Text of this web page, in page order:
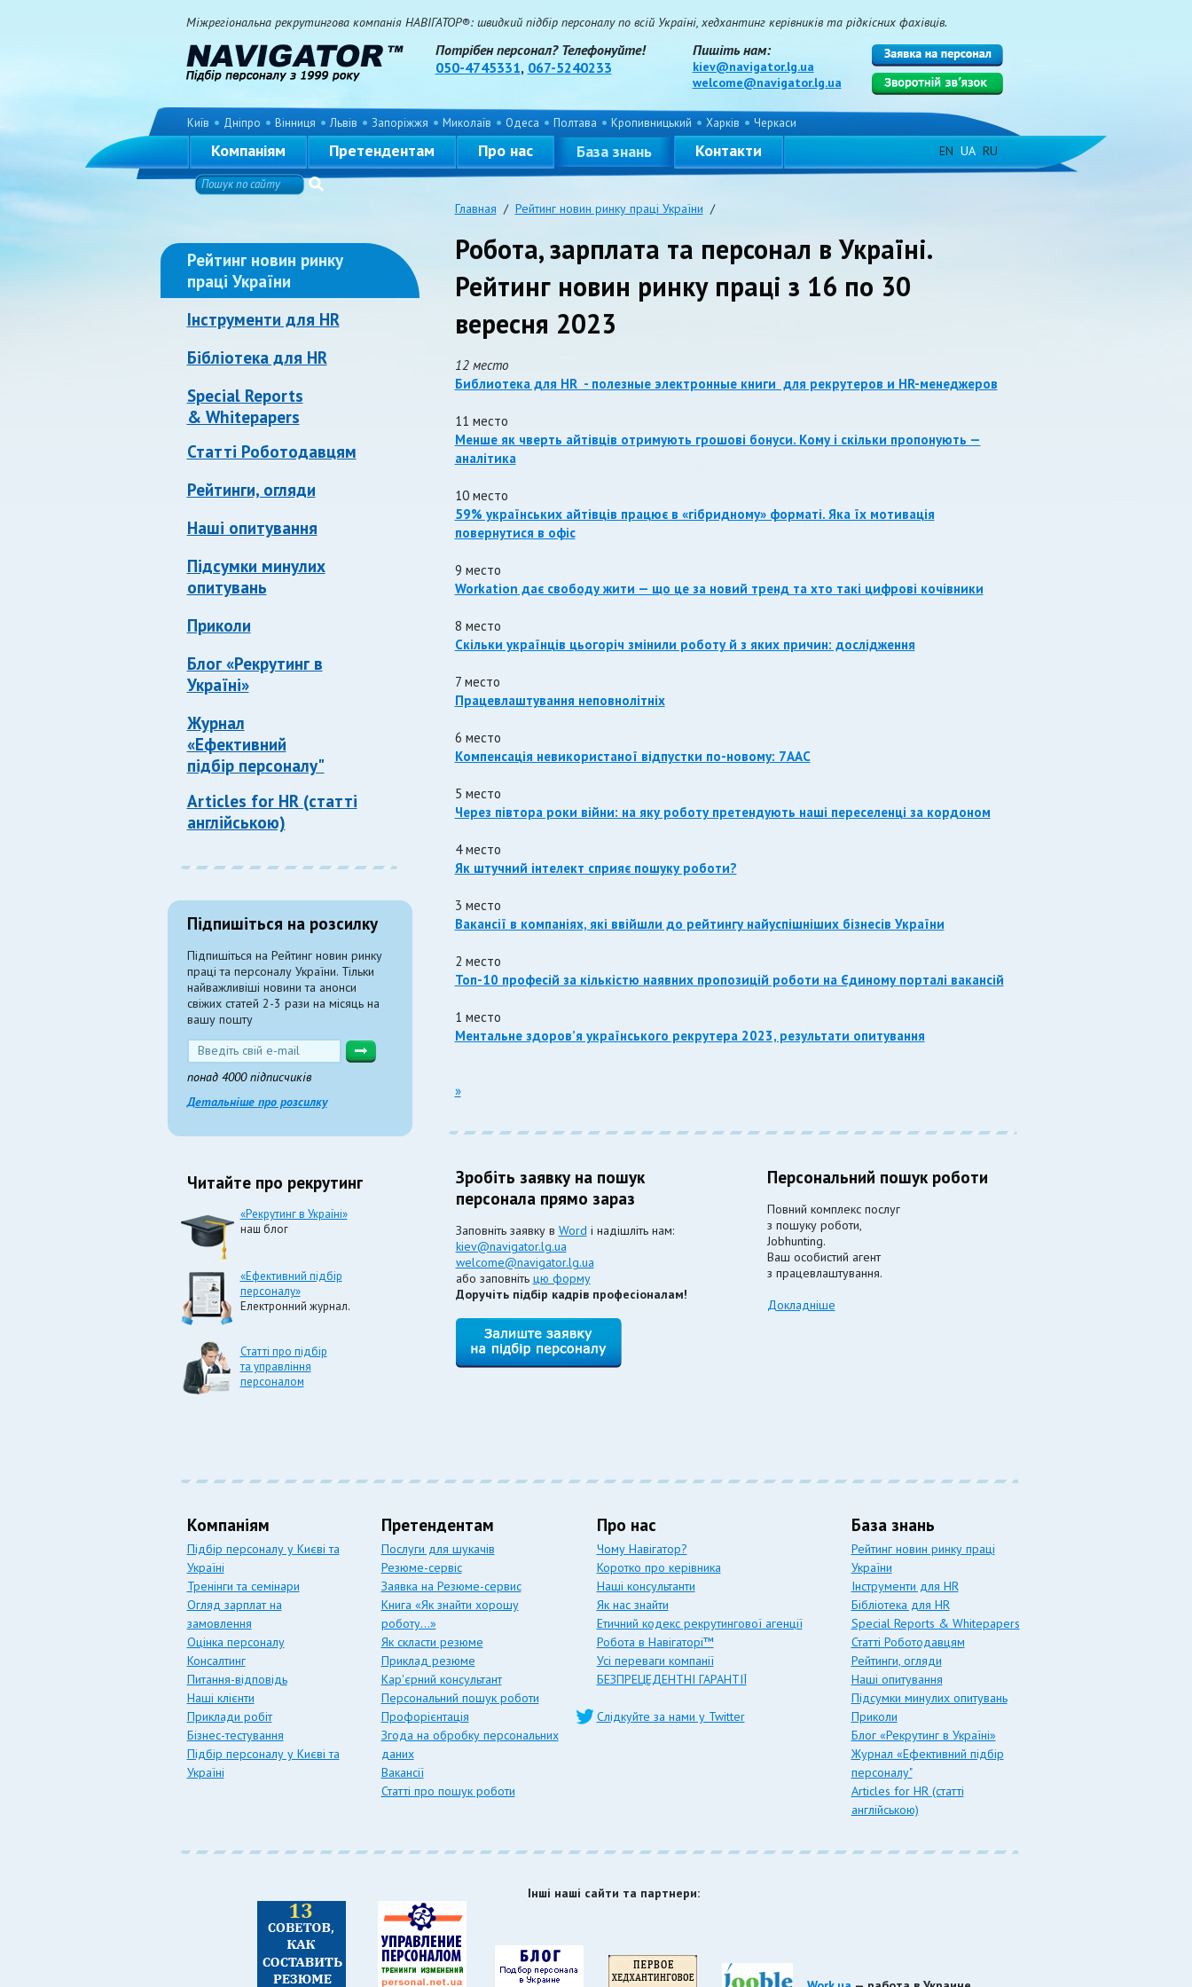
Міжрегіональна рекрутингова компанія НАВІГАТОР®: швидкий підбір персоналу по всій Україні, хедхантинг керівників та рідкісних фахівців.
Потрібен персонал? Телефонуйте!
050-4745331, 067-5240233
Пишіть нам:
kiev@navigator.lg.ua
welcome@navigator.lg.ua
Київ Дніпро Вінниця Львів Запоріжжя Миколаїв Одеса Полтава Кропивницький Харків Черкаси
Компаніям Претендентам Про нас База знань Контакти EN UA RU
Главная / Рейтинг новин ринку праці України /
Рейтинг новин ринку
праці України
Інструменти для HR
Бібліотека для HR
Special Reports
& Whitepapers
Статті Роботодавцям
Рейтинги, огляди
Наші опитування
Підсумки минулих
опитувань
Приколи
Блог «Рекрутинг в
Україні»
Журнал
«Ефективний
підбір персоналу"
Articles for HR (статті
англійською)
Підпишіться на розсилку
Підпишіться на Рейтинг новин ринку
праці та персоналу України. Тільки
найважливіші новини та анонси
свіжих статей 2-3 рази на місяць на
вашу пошту
понад 4000 підписчиків
Детальніше про розсилку
Читайте про рекрутинг
«Рекрутинг в Україні»
наш блог
«Ефективний підбір
персоналу»
Електронний журнал.
Статті про підбір
та управління
персоналом
Робота, зарплата та персонал в Україні.
Рейтинг новин ринку праці з 16 по 30
вересня 2023
12 место
Библиотека для HR - полезные электронные книги для рекрутеров и HR-менеджеров
11 место
Менше як чверть айтівців отримують грошові бонуси. Кому і скільки пропонують —
аналітика
10 место
59% українських айтівців працює в «гібридному» форматі. Яка їх мотивація
повернутися в офіс
9 место
Workation дає свободу жити — що це за новий тренд та хто такі цифрові кочівники
8 место
Скільки українців цьогоріч змінили роботу й з яких причин: дослідження
7 место
Працевлаштування неповнолітніх
6 место
Компенсація невикористаної відпустки по-новому: 7ААС
5 место
Через півтора роки війни: на яку роботу претендують наші переселенці за кордоном
4 место
Як штучний інтелект сприяє пошуку роботи?
3 место
Вакансії в компаніях, які ввійшли до рейтингу найуспішніших бізнесів України
2 место
Топ-10 професій за кількістю наявних пропозицій роботи на Єдиному порталі вакансій
1 место
Ментальне здоров’я українського рекрутера 2023, результати опитування
»
Зробіть заявку на пошук
персонала прямо зараз
Заповніть заявку в Word і надішліть нам:
kiev@navigator.lg.ua
welcome@navigator.lg.ua
або заповніть цю форму
Доручіть підбір кадрів професіоналам!
Персональний пошук роботи
Повний комплекс послуг
з пошуку роботи,
Jobhunting.
Ваш особистий агент
з працевлаштування.
Докладніше
Компаніям
Підбір персоналу у Києві та
Україні
Тренінги та семінари
Огляд зарплат на
замовлення
Оцінка персоналу
Консалтинг
Питання-відповідь
Наші клієнти
Приклади робіт
Бізнес-тестування
Підбір персоналу у Києві та
Україні
Претендентам
Послуги для шукачів
Резюме-сервіс
Заявка на Резюме-сервис
Книга «Як знайти хорошу
роботу…»
Як скласти резюме
Приклад резюме
Кар'єрний консультант
Персональний пошук роботи
Профорієнтація
Згода на обробку персональних
даних
Вакансії
Статті про пошук роботи
Про нас
Чому Навігатор?
Коротко про керівника
Наші консультанти
Як нас знайти
Етичний кодекс рекрутингової агенції
Робота в Навігаторі™
Усі переваги компанії
БЕЗПРЕЦЕДЕНТНІ ГАРАНТІЇ
Слідкуйте за нами у Twitter
База знань
Рейтинг новин ринку праці
України
Інструменти для HR
Бібліотека для HR
Special Reports & Whitepapers
Статті Роботодавцям
Рейтинги, огляди
Наші опитування
Підсумки минулих опитувань
Приколи
Блог «Рекрутинг в Україні»
Журнал «Ефективний підбір
персоналу"
Articles for HR (статті
англійською)
Інші наші сайти та партнери: